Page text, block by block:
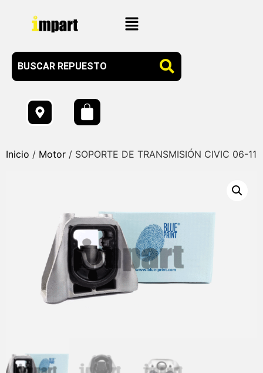
Inicio / Motor / SOPORTE DE TRANSMISIÓN CIVIC 06-11